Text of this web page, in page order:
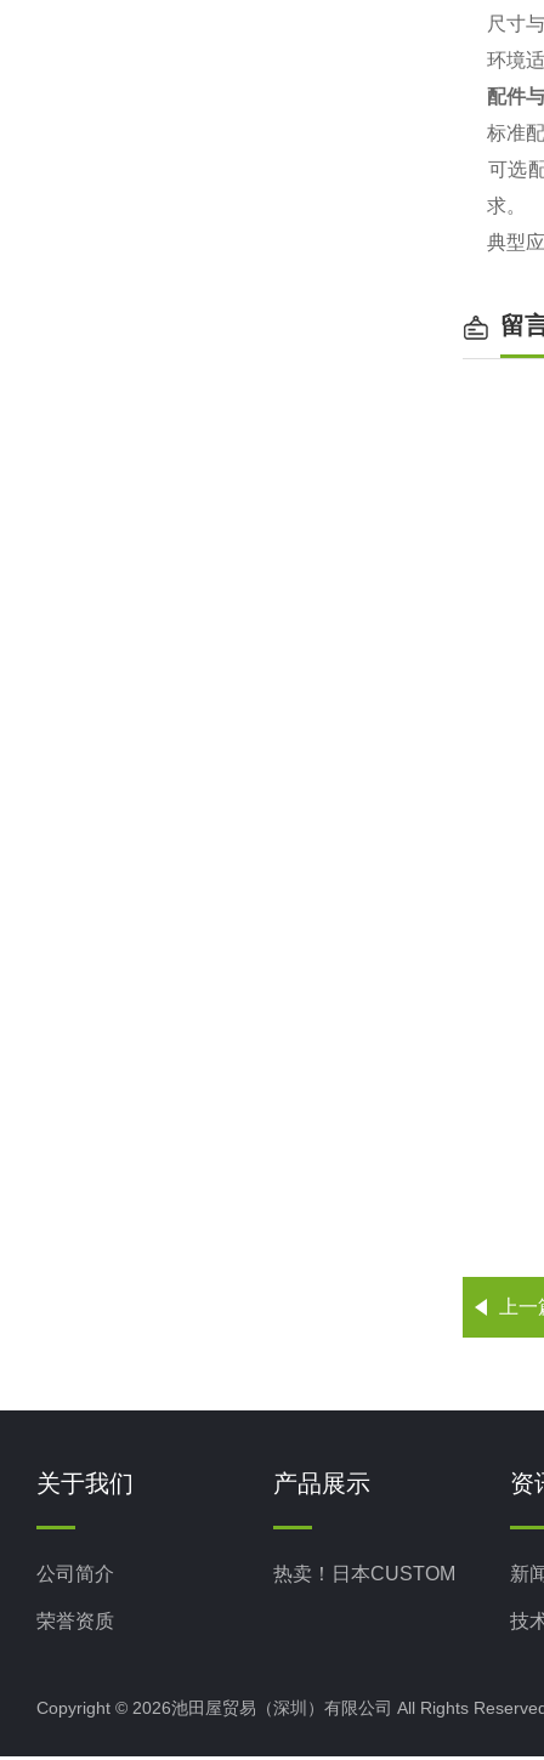
尺寸
环境
配件
标准
可选
求。
典型
留
上
关于我们
公司简介
荣誉资质
产品展示
热卖！日本CUSTOM
资
新
技
Copyright © 2026池田屋贸易（深圳）有限公司 All Rights